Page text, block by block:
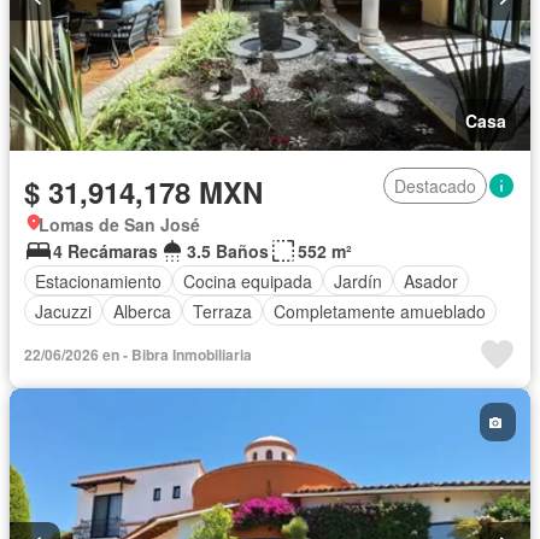
Casa
$ 31,914,178 MXN
Destacado
Lomas de San José
4 Recámaras
3.5 Baños
552 m²
Estacionamiento
Cocina equipada Jardín
Asador
Jacuzzi
Alberca Terraza Completamente amueblado
22/06/2026 en - Bibra Inmobiliaria